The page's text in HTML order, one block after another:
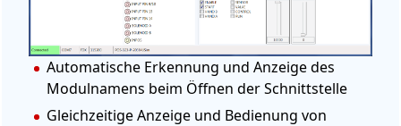
Automatische Erkennung und Anzeige des
Modulnamens beim Öffnen der Schnittstelle
Gleichzeitige Anzeige und Bedienung von